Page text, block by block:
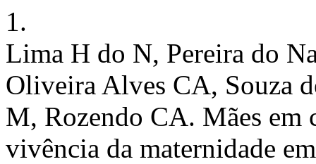
1.
Lima H do N, Pereira do
Oliveira Alves CA, Souza
M, Rozendo CA. Mães em
vivência da maternidade